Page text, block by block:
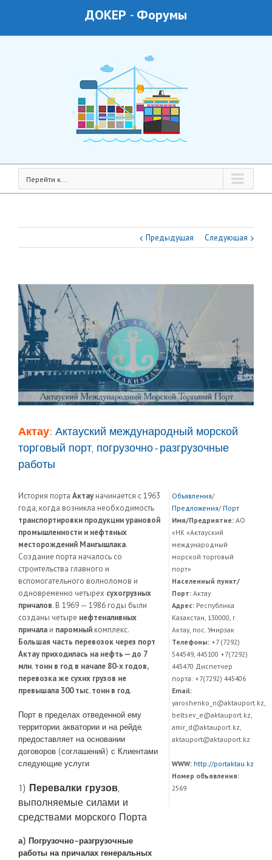
ДОКЕР - Форумы
Перейти к...
Предыдущая Следующая
Актау: Актауский международный морской
торговый порт, погрузочно-разгрузочные
работы
История порта Актауначинается с 1963
года, когда возникла необходимость
транспортировки продукции урановой
промышленности и нефтяных
месторождений Мангышлака.
Создание порта началось со
строительства главного и
вспомогательного волноломов и
одновременно четырех сухогрузных
причалов. В 1969 — 1986 годы были
созданы четыре нефтеналивных
причала и паромный комплекс.
Большая часть перевозок через порт
Актау приходилась на нефть — до 7
млн. тонн в год в начале 80-х годов,
перевозка же сухих грузов не
превышала 300 тыс. тонн в год.
Порт в пределах отведенной ему
территории, акватории и на рейде,
предоставляет на основании
договоров (соглашений) с Клиентами
следующие услуги
1) Перевалки грузов
выполняемые силами и
средствами морского Порта
а) Погрузочно-разгрузочные
работы на причалах генеральных
Объявления/
Предложения/ Порт
Имя/Предриятие:АО
«НК «Актауский
международный
морской торговый
порт»
Населенный пункт/
Порт:Актау
Адрес:Республика
Казахстан, 130000, г.
Актау, пос. Умирзак
Телефоны:+7 (7292)
544549, 445100 +7(7292)
445470 Диспетчер
порта: +7(7292) 445406
Email:
yaroshenko_n@aktauport.kz,
beltsev_e@aktauport.kz,
amir_d@aktauport.kz,
aktauport@aktauport.kz
WWW: http://portaktau.kz
Номер объявления:
2569